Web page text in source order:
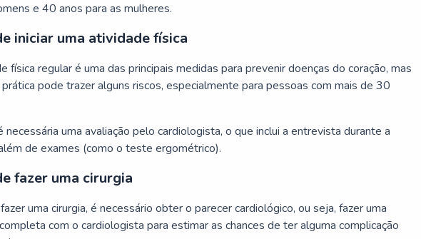
e 40 anos para as mulheres.
iniciar uma atividade física
física regular é uma das principais medidas para prevenir doenças do coração, mas
prática pode trazer alguns riscos, especialmente para pessoas com mais de 30
necessária uma avaliação pelo cardiologista, o que inclui a entrevista durante a
de exames (como o teste ergométrico).
fazer uma cirurgia
uma cirurgia, é necessário obter o parecer cardiológico, ou seja, fazer uma
com o cardiologista para estimar as chances de ter alguma complicação